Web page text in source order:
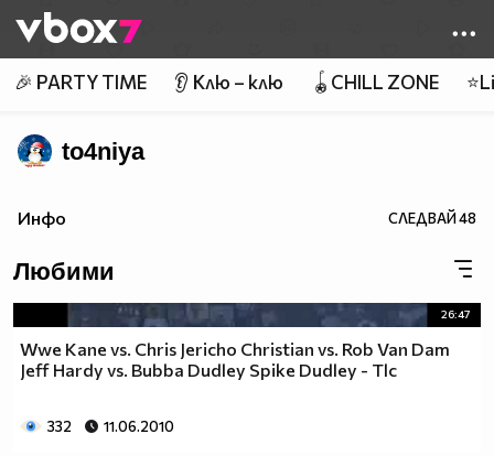
👾
🎉 PARTY TIME 👂 Клю – клю 🪀CHILL ZONE
to4niya
Инфо СЛЕДВАЙ48
Любими
26:47
Wwe Kane vs. Chris Jericho Christian vs. Rob Van Dam
Jeff Hardy vs. Bubba Dudley Spike Dudley - Tlc
332 11.06.2010